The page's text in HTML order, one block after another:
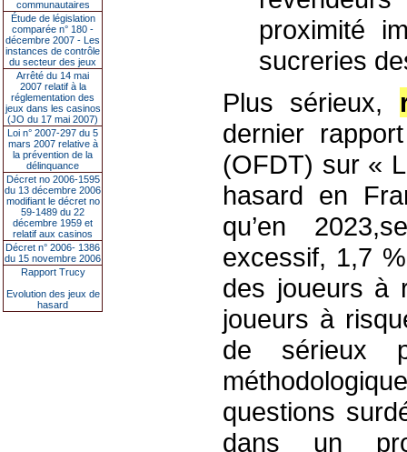
communautaires
Étude de législation
comparée n° 180 -
décembre 2007 - Les
instances de contrôle
du secteur des jeux
Arrêté du 14 mai
2007 relatif à la
réglementation des
jeux dans les casinos
(JO du 17 mai 2007)
Loi n° 2007-297 du 5
mars 2007 relative à
la prévention de la
délinquance
Décret no 2006-1595
du 13 décembre 2006
modifiant le décret no
59-1489 du 22
décembre 1959 et
relatif aux casinos
Décret n° 2006- 1386
du 15 novembre 2006
Rapport Trucy
Evolution des jeux de
hasard
proximité
sucreries
Plus sérieux,
dernier
(OFDT) sur «
hasard en
qu’en
excessif, 1,7
des joueurs à
joueurs à
de sérieux
questions
dans un